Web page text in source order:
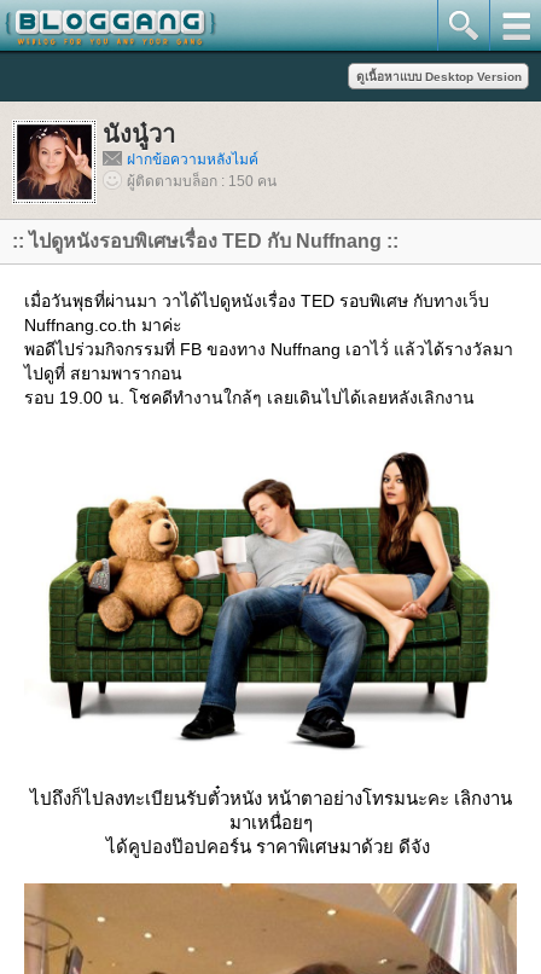
นังนู๋วา
ฝากข้อความหลังไมค์
ผู้ติดตามบล็อก : 150 คน
:: ไปดูหนังรอบพิเศษเรื่อง TED กับ Nuffnang ::
เมื่อวันพุธที่ผ่านมา วาได้ไปดูหนังเรื่อง TED รอบพิเศษ กับทางเว็บ
Nuffnang.co.th มาค่ะ
พอดีไปร่วมกิจกรรมที่ FB ของทาง Nuffnang เอาไว้่ แล้วได้รางวัลมา
ไปดูที่ สยามพารากอน
รอบ 19.00 น. โชคดีทำงานใกล้ๆ เลยเดินไปได้เลยหลังเลิกงาน
ไปถึงก็ไปลงทะเบียนรับตั๋วหนัง หน้าตาอย่างโทรมนะคะ เลิกงาน
มาเหนื่อยๆ
ได้คูปองป๊อปคอร์น ราคาพิเศษมาด้วย ดีจัง